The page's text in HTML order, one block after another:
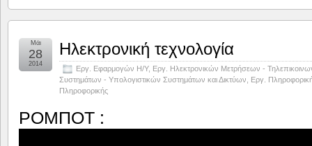
Ηλεκτρονική τεχνολογία
Εργ. Εφαρμογών Η/Υ, Εργ. Ηλεκτρονικών Μετρήσεων -
Συστημάτων - Υπολογιστικών Συστημάτων και Δικτύων
Εργ.
Πληροφορικής
Μάι
28
2014
ΡΟΜΠΟΤ :